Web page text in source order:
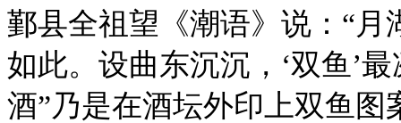
鄞县全祖望《潮语》说：“
如此。设曲东沉沉，‘双鱼’
酒”乃是在酒坛外印上双鱼